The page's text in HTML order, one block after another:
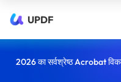
UPDF
2026 का सर्वश्रेष्ठ Acrobat